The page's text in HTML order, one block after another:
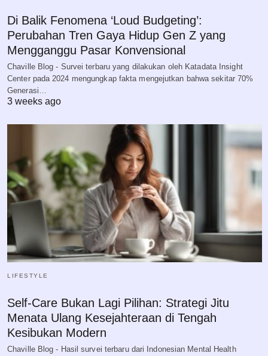
Di Balik Fenomena ‘Loud Budgeting’:
Perubahan Tren Gaya Hidup Gen Z yang
Mengganggu Pasar Konvensional
Chaville Blog - Survei terbaru yang dilakukan oleh Katadata Insight
Center pada 2024 mengungkap fakta mengejutkan bahwa sekitar 70%
Generasi…
3 weeks ago
LIFESTYLE
Self-Care Bukan Lagi Pilihan: Strategi Jitu
Menata Ulang Kesejahteraan di Tengah
Kesibukan Modern
Chaville Blog - Hasil survei terbaru dari Indonesian Mental Health